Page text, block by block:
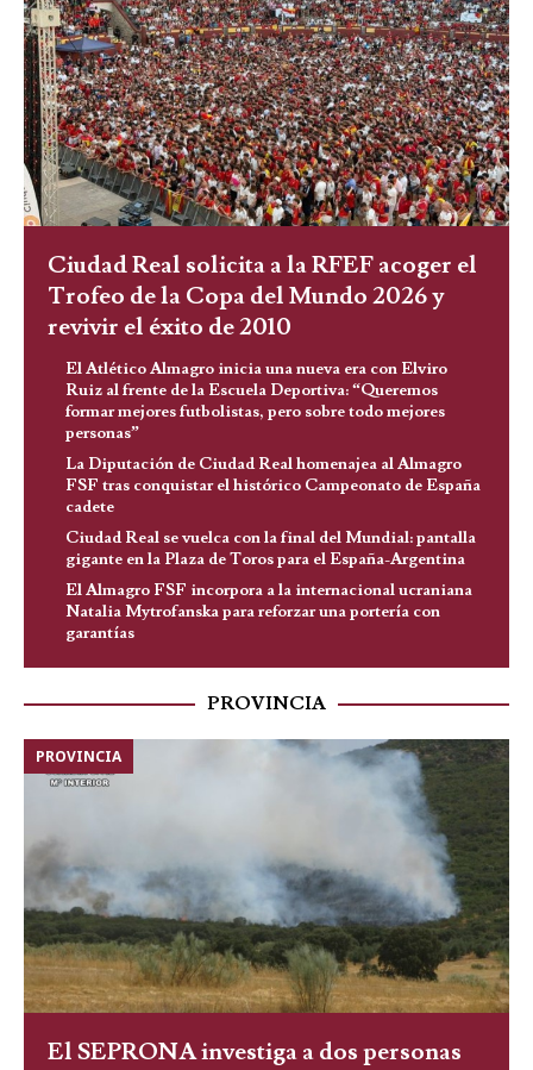
Ciudad Real solicita a la RFEF acoger el
Trofeo de la Copa del Mundo 2026 y
revivir el éxito de 2010
El Atlético Almagro inicia una nueva era con Elviro
Ruiz al frente de la Escuela Deportiva: “Queremos
formar mejores futbolistas, pero sobre todo mejores
personas”
La Diputación de Ciudad Real homenajea al Almagro
FSF tras conquistar el histórico Campeonato de España
cadete
Ciudad Real se vuelca con la final del Mundial: pantalla
gigante en la Plaza de Toros para el España-Argentina
El Almagro FSF incorpora a la internacional ucraniana
Natalia Mytrofanska para reforzar una portería con
garantías
PROVINCIA
PROVINCIA
El SEPRONA investiga a dos personas